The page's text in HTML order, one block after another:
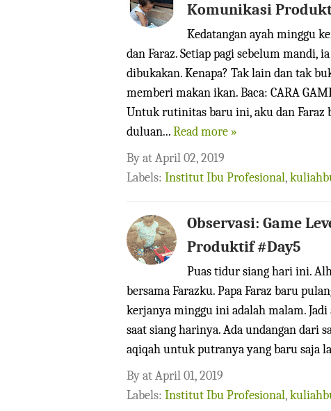
Komunikasi
Kedatangan ayah minggu
dan Faraz. Setiap pagi sebelum
dibukakan. Kenapa? Tak lain dan tak
memberi makan ikan. Baca: CARA
Untuk rutinitas baru ini, aku dan Faraz
duluan...Read more »
ByatApril 02, 2019
Labels: Institut Ibu Profesional,
Observasi: Game
Produktif #Day5
Puas tidur siang hari ini.
bersama Farazku. Papa Faraz baru
kerjanya minggu ini adalah malam.
saat siang harinya. Ada undangan dari
aqiqah untuk putranya yang baru saja
ByatApril 01, 2019
Labels: Institut Ibu Profesional,